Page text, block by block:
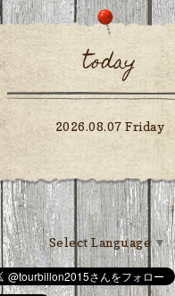
today
2026.08.07 Friday
Select Language ▼